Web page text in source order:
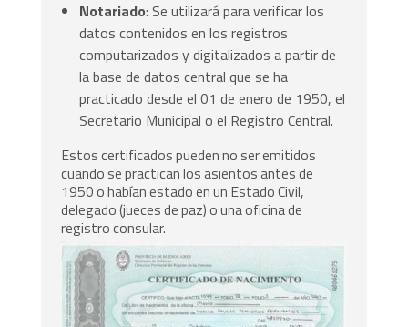
Notariado: Se utilizará para verificar los
datos contenidos en los registros
computarizados y digitalizados a partir de
la base de datos central que se ha
practicado desde el 01 de enero de 1950, el
Secretario Municipal o el Registro Central.
Estos certificados pueden no ser emitidos
cuando se practican los asientos antes de
1950 o habían estado en un Estado Civil,
delegado (jueces de paz) o una oficina de
registro consular.